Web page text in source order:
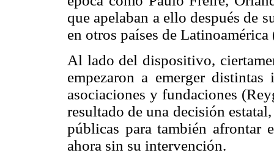
que apelaban a ello después de
en otros países de
Al lado del dispositivo,
empezaron a emerger
asociaciones y fundaciones
resultado de una decisión
públicas para también afrontar
ahora sin su intervención.